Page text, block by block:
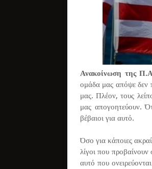
Ανακοίνωση της
ομάδα μας απόψε δεν
μας. Πλέον, τους
μας απογοητεύουν.
βέβαιοι για αυτό.
Όσο για κάποιες
λίγοι που προβαίνουν
αυτό που